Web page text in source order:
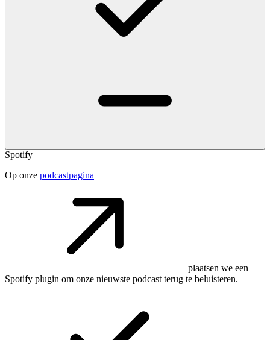
Spotify
Op onze podcastpagina
plaatsen we een
Spotify plugin om onze nieuwste podcast terug te beluisteren.